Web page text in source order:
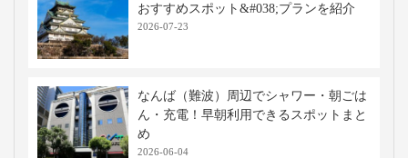
おすすめスポット&#038;プランを紹介
2026-07-23
なんば（難波）周辺でシャワー・朝ごは
ん・充電！早朝利用できるスポットまと
め
2026-06-04